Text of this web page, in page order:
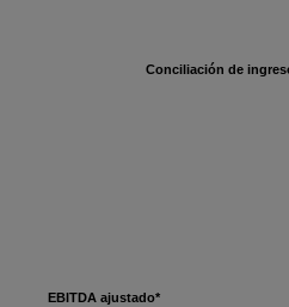
Conciliación de
EBITDA ajustado*